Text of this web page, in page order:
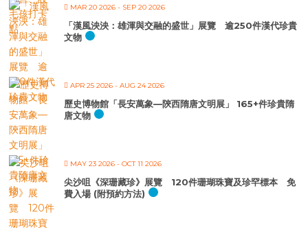
MAR 20 2026 - SEP 20 2026
「漢風泱泱：雄渾與交融的盛世」展覽 逾250件漢代珍貴
文物
APR 25 2026 - AUG 24 2026
歷史博物館「長安萬象—陝西隋唐文明展」 165+件珍貴隋
唐文物
MAY 23 2026 - OCT 11 2026
尖沙咀《深珊藏珍》展覽 120件珊瑚珠寶及珍罕標本 免
費入場 (附預約方法)